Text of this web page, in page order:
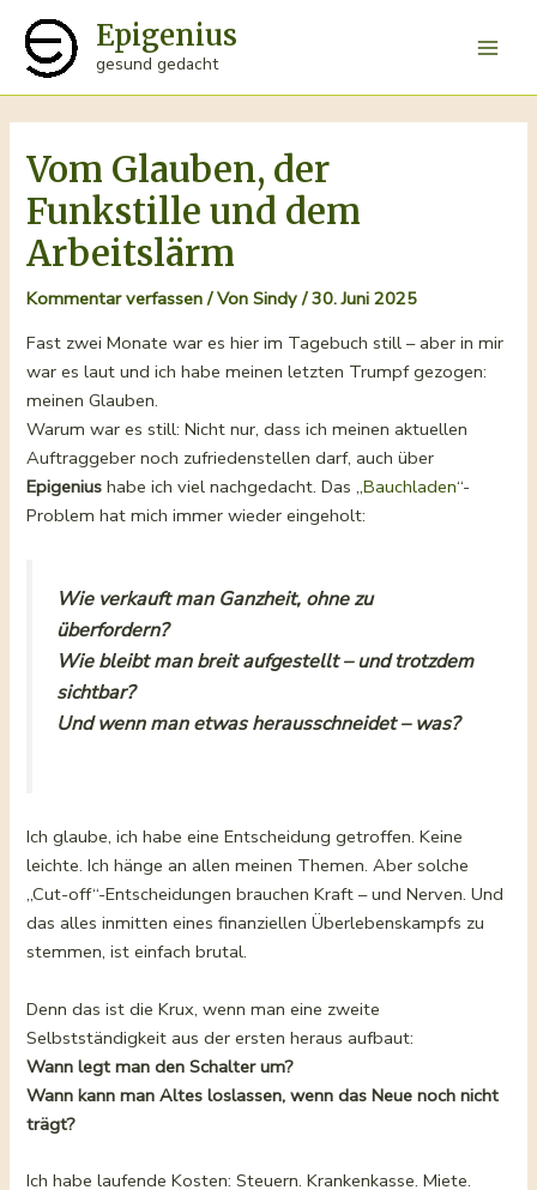
Inhalt
springen
Epigenius
gesund gedacht
Vom Glauben, der
Funkstille und dem
Arbeitslärm
Kommentar verfassen / VonSindy/30. Juni 2025
Fast zwei Monate war es hier im Tagebuch still – aber in mir
war es laut und ich habe meinen letzten Trumpf gezogen:
meinen Glauben.
Warum war es still: Nicht nur, dass ich meinen aktuellen
Auftraggeber noch zufriedenstellen darf, auch über
Epigenius habe ich viel nachgedacht. Das „Bauchladen“-
Problem hat mich immer wieder eingeholt:
Wie verkauft man Ganzheit, ohne zu
überfordern?
Wie bleibt man breit aufgestellt – und trotzdem
sichtbar?
Und wenn man etwas herausschneidet – was?
Ich glaube, ich habe eine Entscheidung getroffen. Keine
leichte. Ich hänge an allen meinen Themen. Aber solche
„Cut-off“-Entscheidungen brauchen Kraft – und Nerven. Und
das alles inmitten eines finanziellen Überlebenskampfs zu
stemmen, ist einfach brutal.
Denn das ist die Krux, wenn man eine zweite
Selbstständigkeit aus der ersten heraus aufbaut:
Wann legt man den Schalter um?
Wann kann man Altes loslassen, wenn das Neue noch nicht
trägt?
Ich habe laufende Kosten: Steuern. Krankenkasse. Miete.